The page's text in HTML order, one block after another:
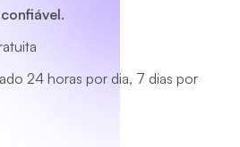
confiável.
24 horas por dia, 7 dias por